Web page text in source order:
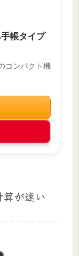
帳タイプ
コンパクト機
が速い